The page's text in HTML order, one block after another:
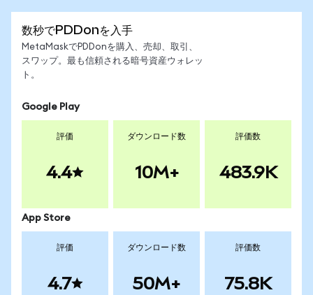
数秒でPDDonを入手
MetaMaskでPDDonを購入、売却、取引、
スワップ。最も信頼される暗号資産ウォレッ
ト。
Google Play
評価
4.4
ダウンロード数
10M+
評価数
483.9K
App Store
評価
4.7
ダウンロード数
50M+
評価数
75.8K